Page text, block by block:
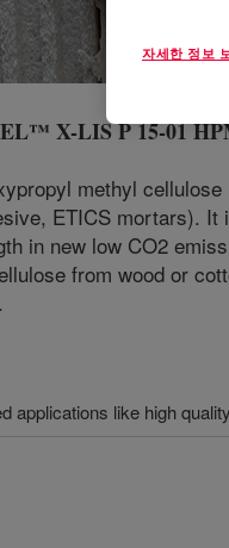
X-LIS P 15-01
methyl
ETICS mortars).
in new low CO2
from wood or
applications like high
자세한 정보